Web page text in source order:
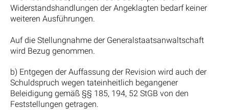
Widerstandshandlungen der Angeklagten bedarf keiner
weiteren Ausführungen.
Auf die Stellungnahme der Generalstaatsanwaltschaft
wird Bezug genommen.
b) Entgegen der Auffassung der Revision wird auch der
Schuldspruch wegen tateinheitlich begangener
Beleidigung gemäß §§ 185, 194, 52 StGB von den
Feststellungen getragen.